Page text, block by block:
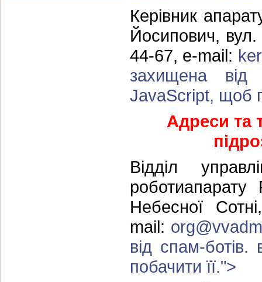
Керівник
Йосипович,
44-67, e-mail:
захищена від
JavaScript, щоб
Адреси та
Відділ
Небесної
mail:
від спам-
побачити її.">